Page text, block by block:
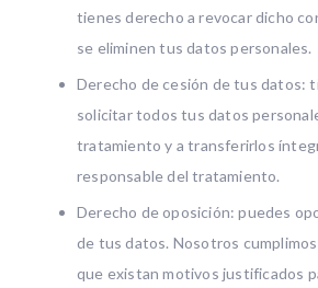
tienes derecho a revocar dicho
se eliminen tus datos personales.
Derecho de cesión de tus datos:
solicitar todos tus datos
tratamiento y a transferirlos
responsable del tratamiento.
Derecho de oposición: puedes
de tus datos. Nosotros
que existan motivos justificados